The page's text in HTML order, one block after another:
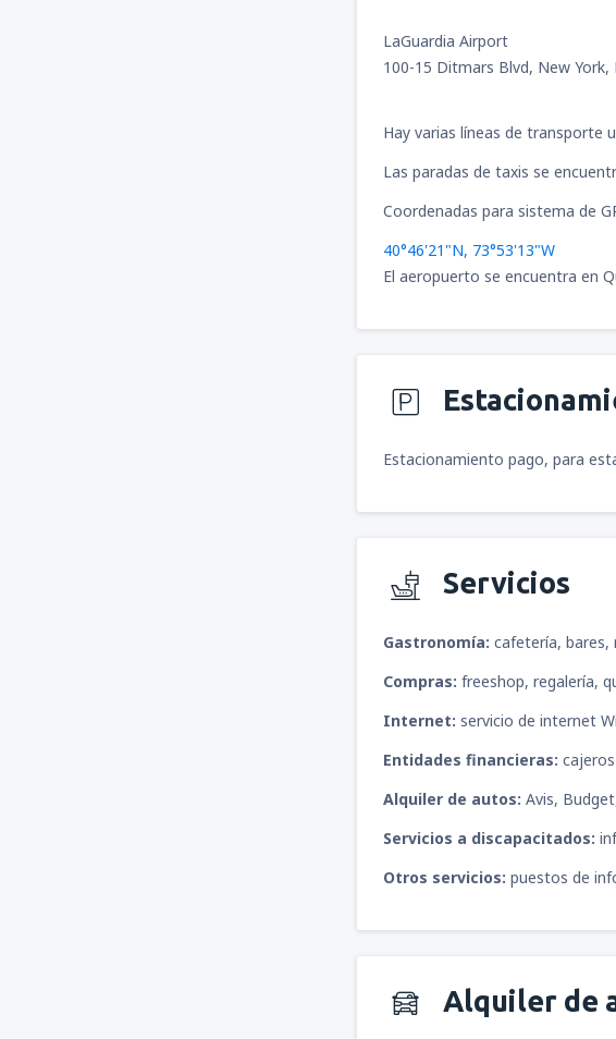
LaGuardia Airport
100-15 Ditmars Blvd, New York,
Hay varias líneas de transporte
Las paradas de taxis se
Coordenadas para sistema de
40°46'21"N, 73°53'13"W
El aeropuerto se encuentra en
Estacionamiento pago, para
Servicios
Gastronomía: cafetería,
Compras: freeshop, regalería,
Internet: servicio de internet
Entidades financieras:
Alquiler de autos: Avis,
Servicios a discapacitados:
Otros servicios: puestos de
Alquiler de